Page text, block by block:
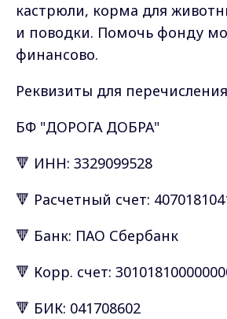
кастрюли, корма для
и поводки. Помочь фонду
финансово.
Реквизиты для
БФ "ДОРОГА ДОБРА"
🔻 ИНН: 3329099528
🔻 Расчетный счет:
🔻 Банк: ПАО Сбербанк
🔻 Корр. счет:
🔻 БИК: 041708602